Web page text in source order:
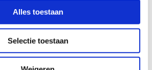
Alles toestaan
Selectie toestaan